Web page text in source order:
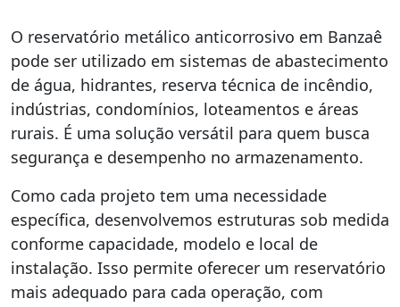
O reservatório metálico anticorrosivo em Banzaê
pode ser utilizado em sistemas de abastecimento
de água, hidrantes, reserva técnica de incêndio,
indústrias, condomínios, loteamentos e áreas
rurais. É uma solução versátil para quem busca
segurança e desempenho no armazenamento.
Como cada projeto tem uma necessidade
específica, desenvolvemos estruturas sob medida
conforme capacidade, modelo e local de
instalação. Isso permite oferecer um reservatório
mais adequado para cada operação, com